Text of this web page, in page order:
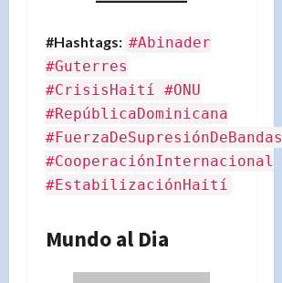
#Hashtags: #Abinader
#Guterres
#CrisisHaití #ONU
#RepúblicaDominicana
#FuerzaDeSupresiónDeBandas
#CooperaciónInternacional
#EstabilizaciónHaití
Mundo al Dia